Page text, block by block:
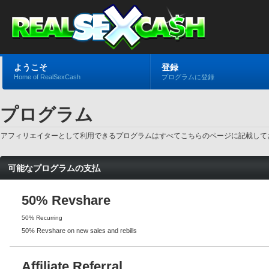
ようこそ
Home of RealSexCash
登録
プログラムに登録
プログラム
アフィリエイターとして利用できるプログラムはすべてこちらのページに記載し
可能なプログラムの支払
50% Revshare
50% Recurring
50% Revshare on new sales and rebills